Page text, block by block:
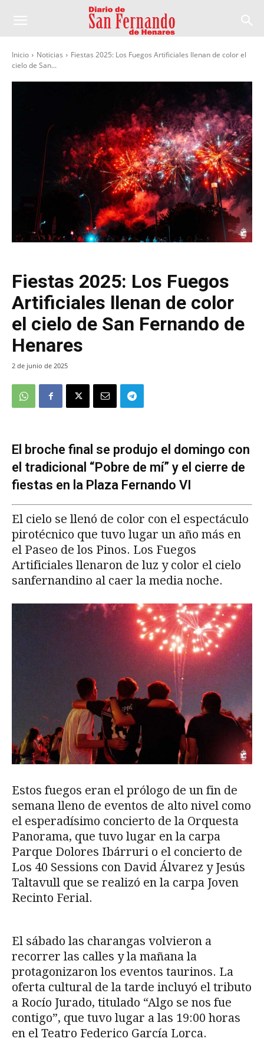
Inicio Noticias
Fiestas 2025: Los Fuegos Artificiales llenan de color el
cielo de San...
Fiestas 2025: Los Fuegos
Artificiales llenan de color
el cielo de San Fernando de
Henares
2 de junio de 2025
El broche final se produjo el domingo con
el tradicional “Pobre de mí” y el cierre de
fiestas en la Plaza Fernando VI
El cielo se llenó de color con el espectáculo
pirotécnico que tuvo lugar un año más en
el Paseo de los Pinos. Los Fuegos
Artificiales llenaron de luz y color el cielo
sanfernandino al caer la media noche.
Estos fuegos eran el prólogo de un fin de
semana lleno de eventos de alto nivel como
el esperadísimo concierto de la Orquesta
Panorama, que tuvo lugar en la carpa
Parque Dolores Ibárruri o el concierto de
Los 40 Sessions con David Álvarez y Jesús
Taltavull que se realizó en la carpa Joven
Recinto Ferial.
El sábado las charangas volvieron a
recorrer las calles y la mañana la
protagonizaron los eventos taurinos. La
oferta cultural de la tarde incluyó el tributo
a Rocío Jurado, titulado “Algo se nos fue
contigo”, que tuvo lugar a las 19:00 horas
en el Teatro Federico García Lorca.